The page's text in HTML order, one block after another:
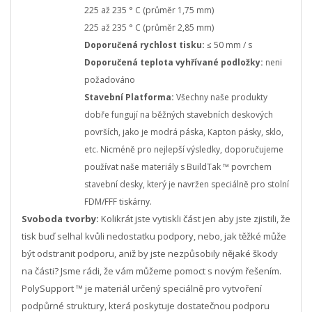
225 až 235 ° C (průměr 1,75 mm)
225 až 235 ° C (průměr 2,85 mm)
Doporučená rychlost tisku: ≤ 50 mm / s
Doporučená teplota vyhřívané podložky: neni
požadováno
Stavební Platforma: Všechny naše produkty
dobře fungují na běžných stavebních deskových
površích, jako je modrá páska, Kapton pásky, sklo,
etc. Nicméně pro nejlepší výsledky, doporučujeme
používat naše materiály s BuildTak ™ povrchem
stavební desky, který je navržen speciálně pro stolní
FDM/FFF tiskárny.
Svoboda tvorby: Kolikrát jste vytiskli část jen aby jste zjistili, že
tisk buď selhal kvůli nedostatku podpory, nebo, jak těžké může
být odstranit podporu, aniž by jste nezpůsobily nějaké škody
na části?Jsme rádi, že vám můžeme pomoct s novým řešením.
PolySupport ™ je materiál určený speciálně pro vytvoření
podpůrné struktury, která poskytuje dostatečnou podporu